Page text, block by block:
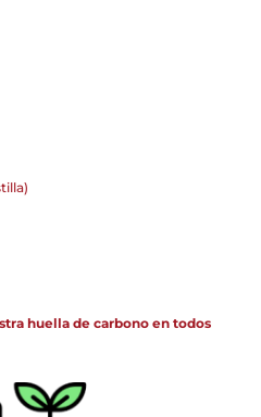
huella de carbono en todos